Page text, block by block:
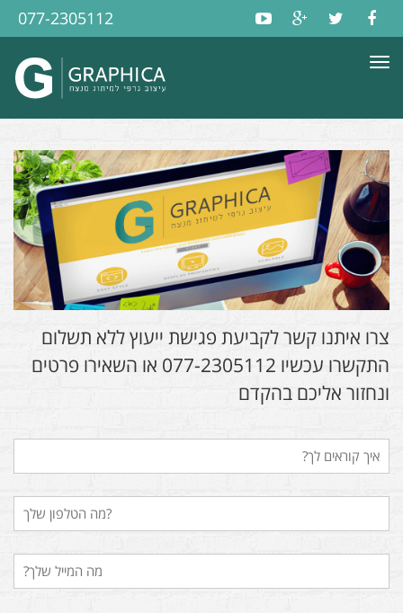
077-2305112
תפריט
צרו איתנו קשר לקביעת פגישת ייעוץ ללא תשלום
התקשרו עכשיו 077-2305112 או השאירו פרטים
ונחזור אליכם בהקדם